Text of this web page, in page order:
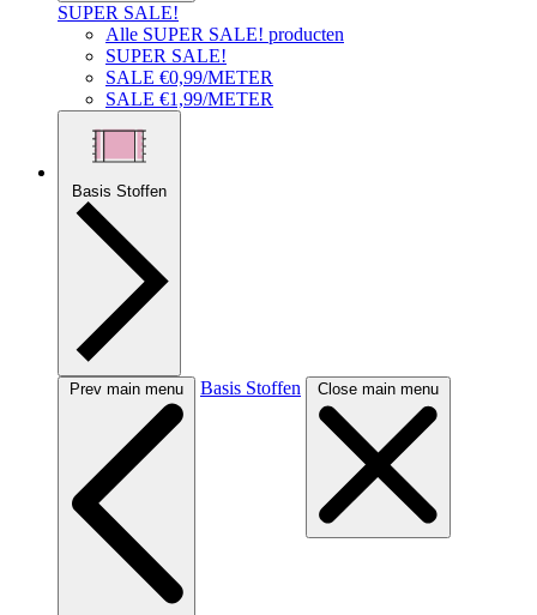
SUPER SALE!
Alle SUPER SALE! producten
SUPER SALE!
SALE €0,99/METER
SALE €1,99/METER
Basis Stoffen
Prev main menu Basis Stoffen Close main menu